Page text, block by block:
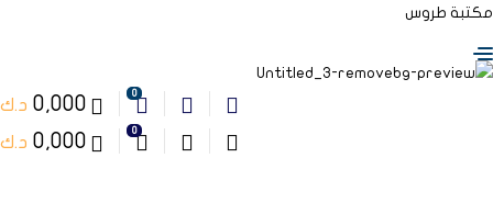
مكتبة طروس
0
0,000 د.ك
0
0,000 د.ك